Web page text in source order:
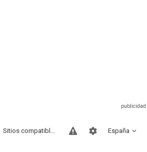
España
Sitios compatibles